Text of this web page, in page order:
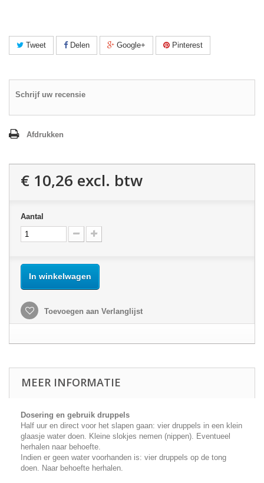
Tweet Delen Google+ Pinterest
Schrijf uw recensie
Afdrukken
€ 10,26 excl. btw
Aantal
In winkelwagen
Toevoegen aan Verlanglijst
MEER INFORMATIE
Dosering en gebruik druppels
Half uur en direct voor het slapen gaan: vier druppels in een klein
glaasje water doen. Kleine slokjes nemen (nippen). Eventueel
herhalen naar behoefte.
Indien er geen water voorhanden is: vier druppels op de tong
doen. Naar behoefte herhalen.